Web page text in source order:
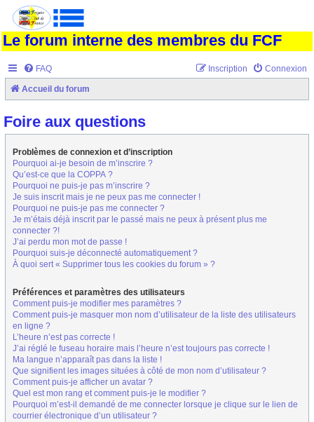
Le forum interne des membres du FCF
FAQ Connexion
Inscription
Accueil du forum
Foire aux questions
Problèmes de connexion et d’inscription
Pourquoi ai-je besoin de m’inscrire ?
Qu’est-ce que la COPPA ?
Pourquoi ne puis-je pas m’inscrire ?
Je suis inscrit mais je ne peux pas me connecter !
Pourquoi ne puis-je pas me connecter ?
Je m’étais déjà inscrit par le passé mais ne peux à présent plus me
connecter ?!
J’ai perdu mon mot de passe !
Pourquoi suis-je déconnecté automatiquement ?
À quoi sert « Supprimer tous les cookies du forum » ?
Préférences et paramètres des utilisateurs
Comment puis-je modifier mes paramètres ?
Comment puis-je masquer mon nom d’utilisateur de la liste des utilisateurs
en ligne ?
L’heure n’est pas correcte !
J’ai réglé le fuseau horaire mais l’heure n’est toujours pas correcte !
Ma langue n’apparaît pas dans la liste !
Que signifient les images situées à côté de mon nom d’utilisateur ?
Comment puis-je afficher un avatar ?
Quel est mon rang et comment puis-je le modifier ?
Pourquoi m’est-il demandé de me connecter lorsque je clique sur le lien de
courrier électronique d’un utilisateur ?